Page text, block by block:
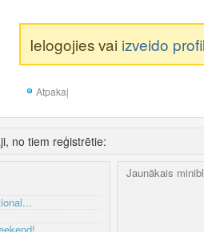
Ielogojies vai izveido
Atpakaļ
no tiem reģistrētie:
Jaunākais